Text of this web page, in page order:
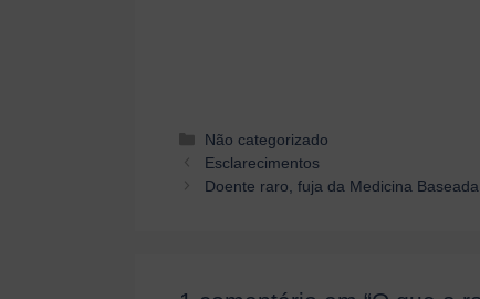
Categorias
Não categorizado
Navegação
de
Esclarecimentos
Doente raro, fuja da Medicina